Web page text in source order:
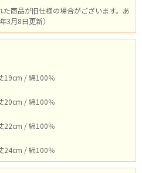
商品が旧仕様の場合がございます。あ
3月8日更新）
19cm / 綿100％
20cm / 綿100％
22cm / 綿100％
24cm / 綿100％